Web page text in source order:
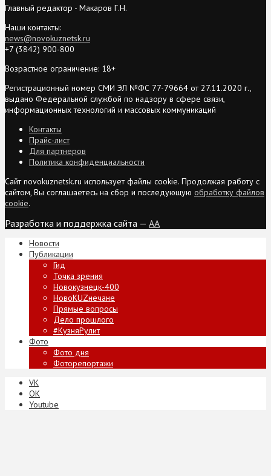
Главный редактор - Макаров Г.Н.
Наши контакты:
news@novokuznetsk.ru
+7 (3842) 900-800
Возрастное ограничение: 18+
Регистрационный номер СМИ ЭЛ №ФС 77-79664 от 27.11.2020 г.,
выдано Федеральной службой по надзору в сфере связи,
информационных технологий и массовых коммуникаций
Контакты
Прайс-лист
Для партнеров
Политика конфиденциальности
Сайт novokuznetsk.ru использует файлы cookie. Продолжая работу с
сайтом, Вы соглашаетесь на сбор и последующую обработку файлов
cookie.
Разработка и поддержка сайта — AA
Новости
Публикации
Гид
Точка зрения
Новокузнецк-400
НовоKUZнечане
Прямые вопросы
Дело прошлого
#КузняРулит
Фото
Фото дня
Фоторепортажи
VK
ОК
Youtube